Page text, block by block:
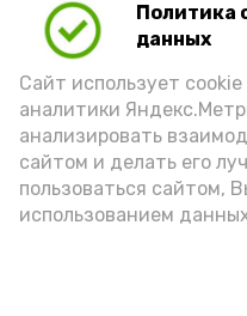
Политика
данных
Сайт использует
аналитики
анализировать
сайтом и делать его
пользоваться сайтом,
использованием